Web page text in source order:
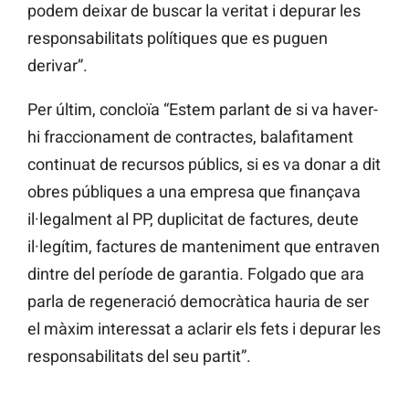
podem deixar de buscar la veritat i depurar les
responsabilitats polítiques que es puguen
derivar”.
Per últim, concloïa “Estem parlant de si va haver-
hi fraccionament de contractes, balafitament
continuat de recursos públics, si es va donar a dit
obres públiques a una empresa que finançava
il·legalment al PP, duplicitat de factures, deute
il·legítim, factures de manteniment que entraven
dintre del període de garantia. Folgado que ara
parla de regeneració democràtica hauria de ser
el màxim interessat a aclarir els fets i depurar les
responsabilitats del seu partit”.